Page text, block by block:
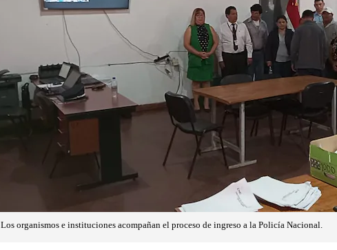
Los organismos e instituciones acompañan el proceso de ingreso a la Policía Nacional.